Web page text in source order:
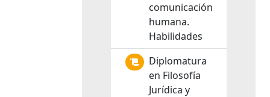
comunicación
humana.
Habilidades
Diplomatura
en Filosofía
Jurídica y